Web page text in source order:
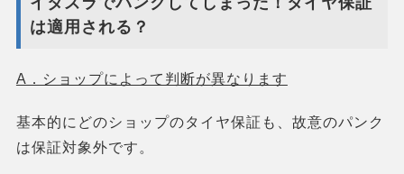
は適用される？
A．ショップによって判断が異なります
基本的にどのショップのタイヤ保証も、故意のパンク
は保証対象外です。